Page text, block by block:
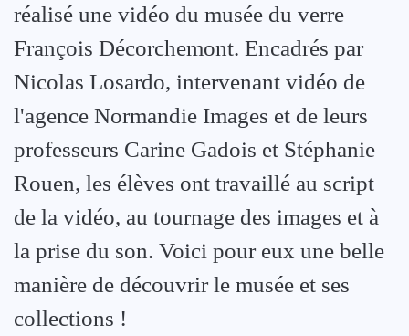
réalisé une vidéo du musée du verre
François Décorchemont. Encadrés par
Nicolas Losardo, intervenant vidéo de
l'agence Normandie Images et de leurs
professeurs Carine Gadois et Stéphanie
Rouen, les élèves ont travaillé au script
de la vidéo, au tournage des images et à
la prise du son. Voici pour eux une belle
manière de découvrir le musée et ses
collections !